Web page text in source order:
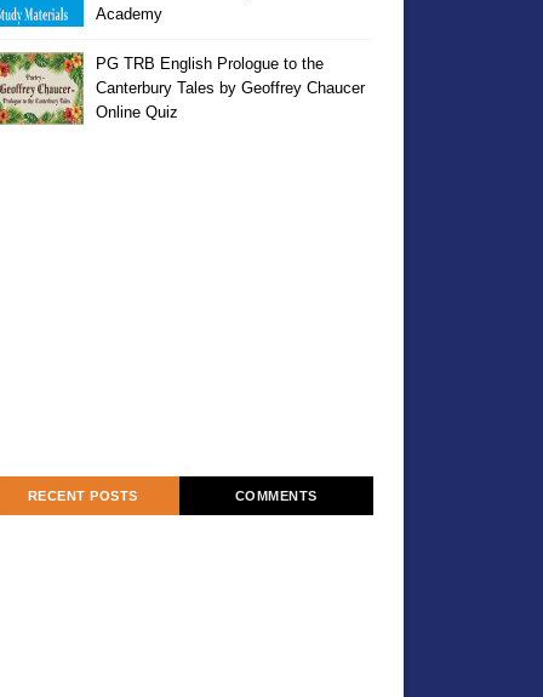
Academy
PG TRB English Prologue to the
Canterbury Tales by Geoffrey Chaucer
Online Quiz
RECENT POSTS COMMENTS